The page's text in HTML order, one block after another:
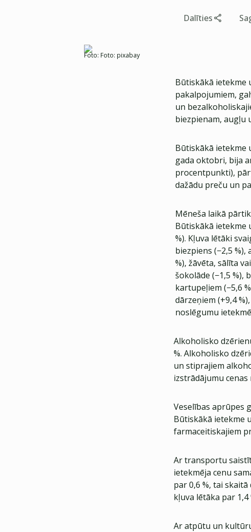
Dalīties
Foto: Foto: pixabay
Būtiskākā ietekme
pakalpojumiem,
un
biezpienam, augļu
Būtiskākā ietekme
gada oktobri, bija
procentpunkti),
dažādu preču un
Mēneša laikā
Būtiskākā ietekme
%). Kļuva lētāki
biezpiens (−2,5 %),
%), žāvēta, sālīta
šokolāde (−1,5 %),
kartupeļiem (−5,6
dārzeņiem (+9,4
noslēgumu
Alkoholisko
%. Alkoholisko
un stiprajiem
izstrādājumu cenas
Veselības aprūpes
Būtiskākā ietekme
farmaceitiskajiem
Ar transportu
ietekmēja cenu
par 0,6 %, tai
kļuva lētāka par 1,4
Ar atpūtu un